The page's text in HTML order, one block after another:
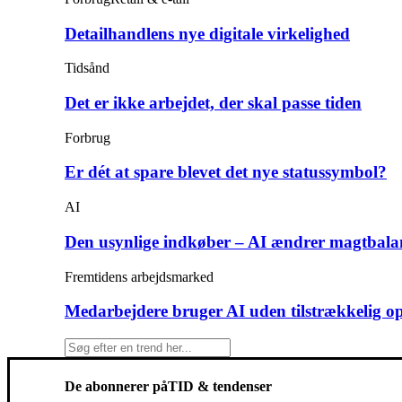
Detailhandlens nye digitale virkelighed
Tidsånd
Det er ikke arbejdet, der skal passe tiden
Forbrug
Er dét at spare blevet det nye statussymbol?
AI
Den usynlige indkøber – AI ændrer
Fremtidens arbejdsmarked
Medarbejdere bruger AI uden tilstrækkelig
De abonnerer påTID & tendenser